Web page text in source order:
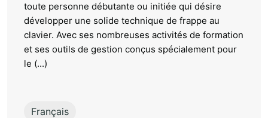
toute personne débutante ou initiée qui désire
développer une solide technique de frappe au
clavier. Avec ses nombreuses activités de formation
et ses outils de gestion conçus spécialement pour
le (...)
Français